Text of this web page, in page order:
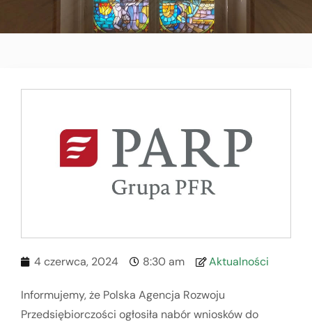
4 czerwca, 2024 8:30 am Aktualności
Informujemy, że Polska Agencja Rozwoju
Przedsiębiorczości ogłosiła nabór wniosków do